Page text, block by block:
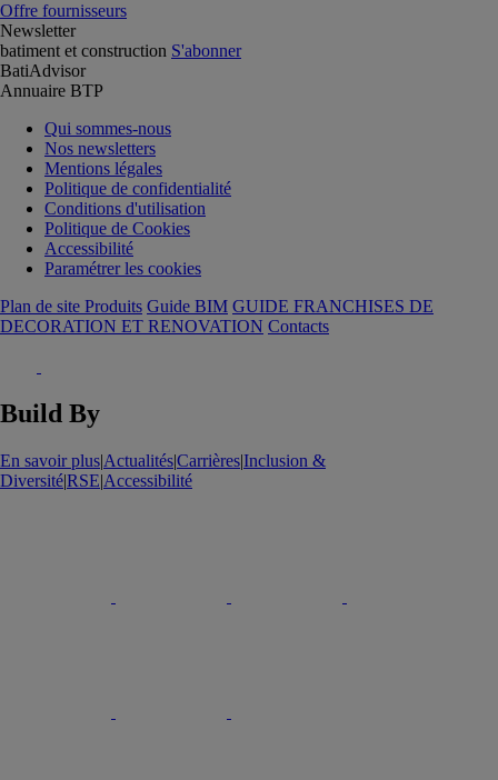
Offre fournisseurs
Newsletter
batiment et construction S'abonner
BatiAdvisor
Annuaire BTP
Qui sommes-nous
Nos newsletters
Mentions légales
Politique de confidentialité
Conditions d'utilisation
Politique de Cookies
Accessibilité
Paramétrer les cookies
Plan de site Produits Guide BIM GUIDE FRANCHISES DE
DECORATION ET RENOVATION Contacts
Build By
En savoir plus|Actualités|Carrières|Inclusion &
Diversité|RSE|Accessibilité